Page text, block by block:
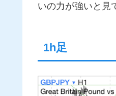
いの力が強いと見
1h足